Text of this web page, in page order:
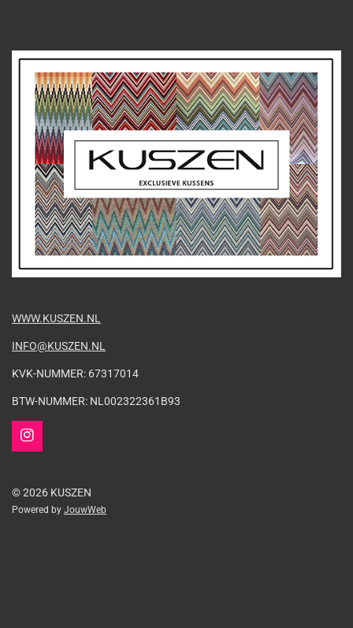
WWW.KUSZEN.NL
INFO@KUSZEN.NL
KVK-NUMMER: 67317014
BTW-NUMMER: NL002322361B93
I
n
a
g
© 2026 KUSZEN
Powered by JouwWeb